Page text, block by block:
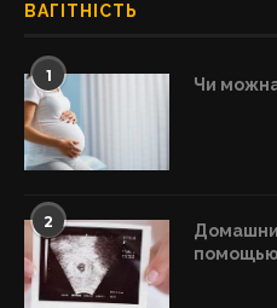
ВАГІТНІСТЬ
1 Чи
2